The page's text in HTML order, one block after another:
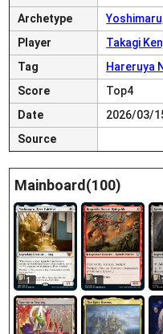
Archetype
Player
Takagi
Tag
Hareruya
Score
Top4
Date
2026/03/
Source
Mainboard(100)
1 1 1